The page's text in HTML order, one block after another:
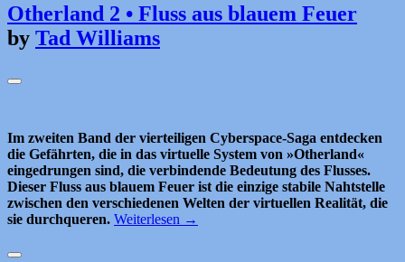
Otherland 2 • Fluss aus blauem Feuer
by Tad Williams
Im zweiten Band der vierteiligen Cyberspace-Saga entdecken
die Gefährten, die in das virtuelle System von »Otherland«
eingedrungen sind, die verbindende Bedeutung des Flusses.
Dieser Fluss aus blauem Feuer ist die einzige stabile Nahtstelle
zwischen den verschiedenen Welten der virtuellen Realität, die
sie durchqueren. Weiterlesen →